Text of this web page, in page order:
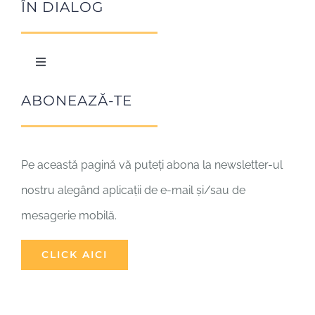
Cofondatori
Arta de a iubi
Împărtășirea
ÎN DIALOG
Toggle
Biserica – comuniune
Dialogul între religii
Amici
ABONEAZĂ-TE
Pe această pagină vă puteți abona la newsletter-ul
nostru alegând aplicații de e-mail și/sau de
mesagerie mobilă.
CLICK AICI